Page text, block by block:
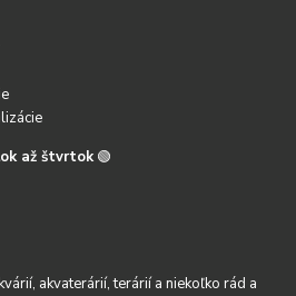
až štvrtok 🟢
akvaterárií, terárií a niekoľko rád a